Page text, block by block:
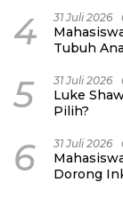
4 31 Juli 2026
Tubuh
5 31 Juli 2026
Luke
Pilih?
6 31 Juli 2026
Dorong